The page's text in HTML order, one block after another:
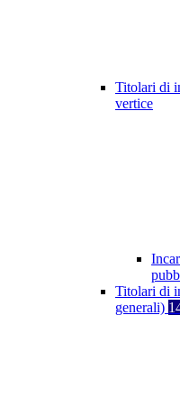
Titolari di
vertice
Titolari di
generali)